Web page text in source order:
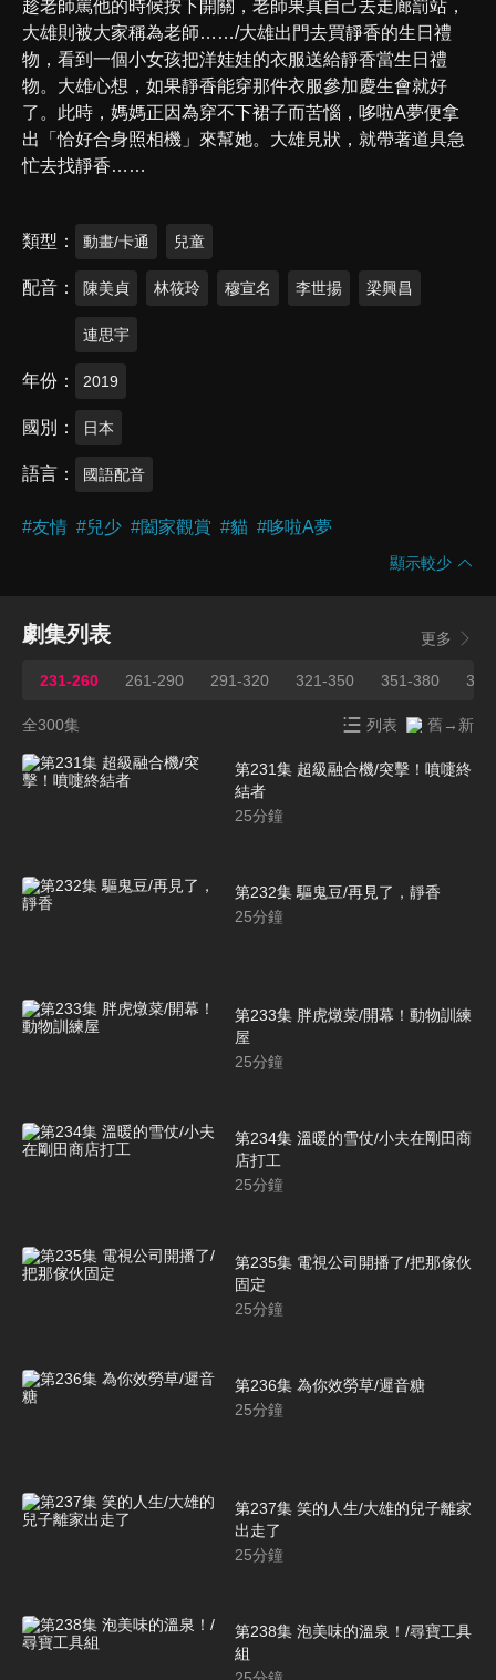
趁老師罵他的時候按下開關，老師果真自己去走廊罰站，
大雄則被大家稱為老師……/大雄出門去買靜香的生日禮
物，看到一個小女孩把洋娃娃的衣服送給靜香當生日禮
物。大雄心想，如果靜香能穿那件衣服參加慶生會就好
了。此時，媽媽正因為穿不下裙子而苦惱，哆啦A夢便拿
出「恰好合身照相機」來幫她。大雄見狀，就帶著道具急
忙去找靜香……
類型 動畫/卡通 兒童
配音 陳美貞 林筱玲 穆宣名 李世揚 梁興昌
連思宇
年份 2019
國別 日本
語言 國語配音
#友情 #兒少 #闔家觀賞 #貓 #哆啦A夢
顯示較少
劇集列表 更多
231-260 261-290 291-320 321-350 351-380
全300集 列表 舊→新
第231集 超級融合機/突擊！噴嚏終
結者
25分鐘
第232集 驅鬼豆/再見了，靜香
25分鐘
第233集 胖虎燉菜/開幕！動物訓練
屋
25分鐘
第234集 溫暖的雪仗/小夫在剛田商
店打工
25分鐘
第235集 電視公司開播了/把那傢伙
固定
25分鐘
第236集 為你效勞草/遲音糖
25分鐘
第237集 笑的人生/大雄的兒子離家
出走了
25分鐘
第238集 泡美味的溫泉！/尋寶工具
組